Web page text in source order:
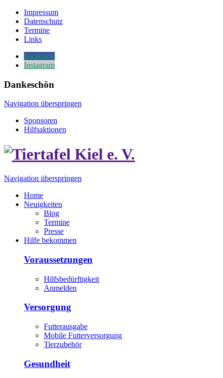
Impressum
Datenschutz
Termine
Links
Facebook
Instagram
Dankeschön
Navigation überspringen
Sponsoren
Hilfsaktionen
Navigation überspringen
Home
Neuigkeiten
Blog
Termine
Presse
Hilfe bekommen
Voraussetzungen
Hilfsbedürftigkeit
Anmelden
Versorgung
Futterausgabe
Mobile Futterversorgung
Tierzubehör
Gesundheit